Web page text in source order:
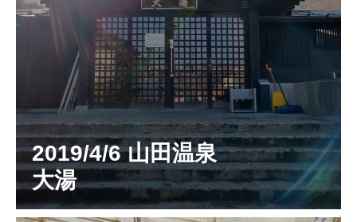
2019/4/6 山田温泉
大湯